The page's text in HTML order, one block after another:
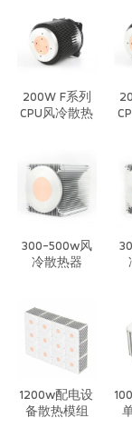
200W F系列
CPU风冷散热
300-500w风
冷散热器
1200w配电设
备散热模组